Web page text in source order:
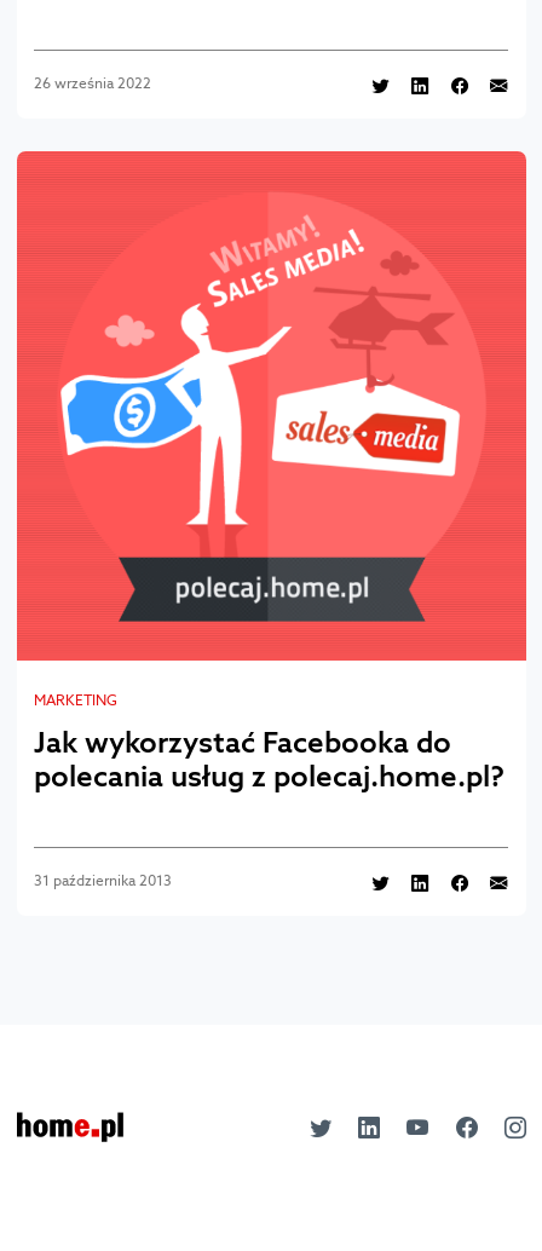
26 września 2022
MARKETING
Jak wykorzystać Facebooka do
polecania usług z polecaj.home.pl?
31 października 2013